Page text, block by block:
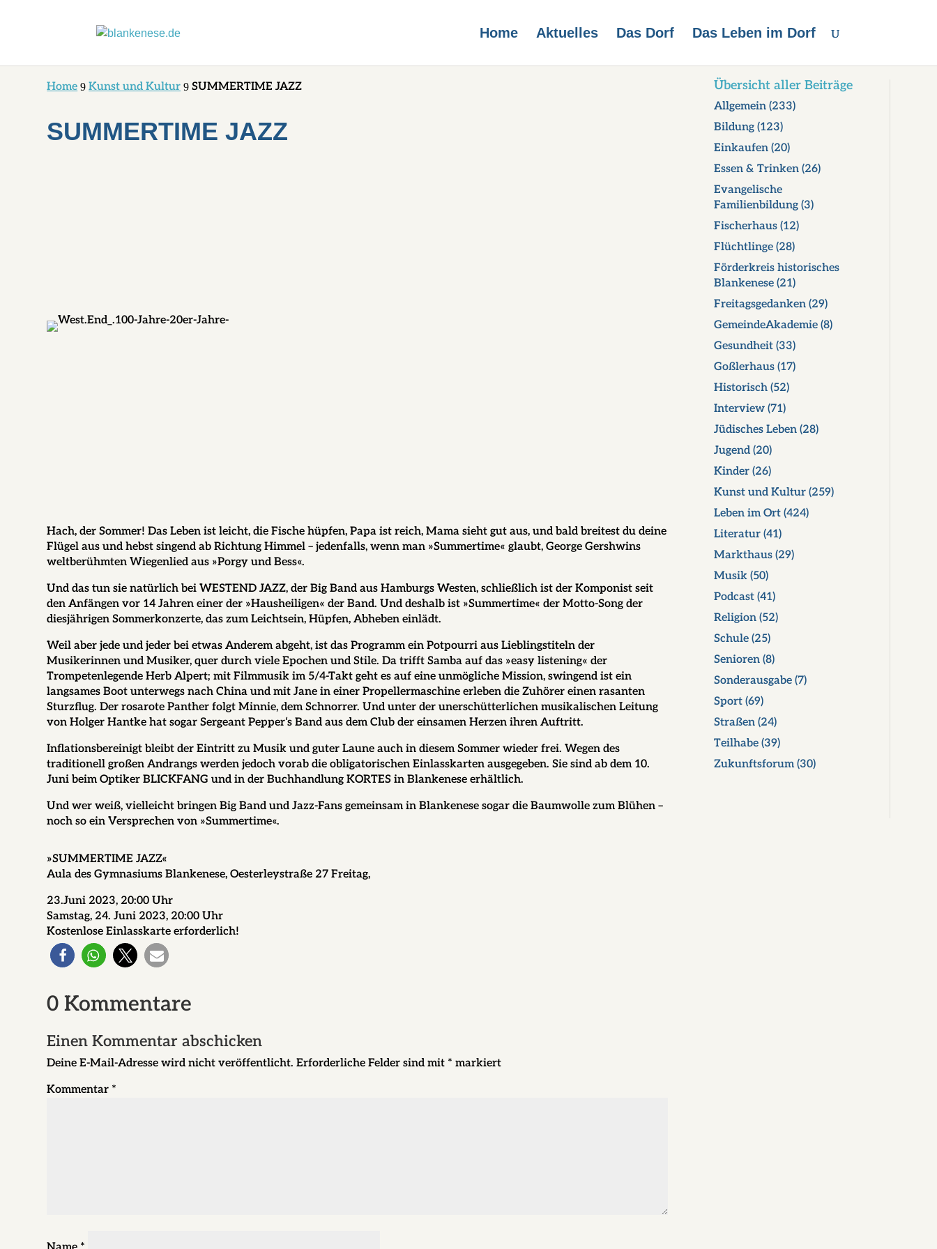
Home Aktuelles Das Dorf Das Leben im Dorf
Home 9 Kunst und Kultur 9 SUMMERTIME JAZZ
SUMMERTIME JAZZ
Hach, der Sommer! Das Leben ist leicht, die Fische hüpfen, Papa ist reich, Mama sieht gut aus, und bald breitest du deine
Flügel aus und hebst singend ab Richtung Himmel – jedenfalls, wenn man »Summertime« glaubt, George Gershwins
weltberühmten Wiegenlied aus »Porgy und Bess«.
Und das tun sie natürlich bei WESTEND JAZZ, der Big Band aus Hamburgs Westen, schließlich ist der Komponist seit
den Anfängen vor 14 Jahren einer der »Hausheiligen« der Band. Und deshalb ist »Summertime« der Motto-Song der
diesjährigen Sommerkonzerte, das zum Leichtsein, Hüpfen, Abheben einlädt.
Weil aber jede und jeder bei etwas Anderem abgeht, ist das Programm ein Potpourri aus Lieblingstiteln der
Musikerinnen und Musiker, quer durch viele Epochen und Stile. Da trifft Samba auf das »easy listening« der
Trompetenlegende Herb Alpert; mit Filmmusik im 5/4-Takt geht es auf eine unmögliche Mission, swingend ist ein
langsames Boot unterwegs nach China und mit Jane in einer Propellermaschine erleben die Zuhörer einen rasanten
Sturzflug. Der rosarote Panther folgt Minnie, dem Schnorrer. Und unter der unerschütterlichen musikalischen Leitung
von Holger Hantke hat sogar Sergeant Pepper‘s Band aus dem Club der einsamen Herzen ihren Auftritt.
Inflationsbereinigt bleibt der Eintritt zu Musik und guter Laune auch in diesem Sommer wieder frei. Wegen des
traditionell großen Andrangs werden jedoch vorab die obligatorischen Einlasskarten ausgegeben. Sie sind ab dem 10.
Juni beim Optiker BLICKFANG und in der Buchhandlung KORTES in Blankenese erhältlich.
Und wer weiß, vielleicht bringen Big Band und Jazz-Fans gemeinsam in Blankenese sogar die Baumwolle zum Blühen –
noch so ein Versprechen von »Summertime«.
»SUMMERTIME JAZZ«
Aula des Gymnasiums Blankenese, Oesterleystraße 27 Freitag,
23.Juni 2023, 20:00 Uhr
Samstag, 24. Juni 2023, 20:00 Uhr
Kostenlose Einlasskarte erforderlich!
0 Kommentare
Einen Kommentar abschicken
Deine E-Mail-Adresse wird nicht veröffentlicht. Erforderliche Felder sind mit * markiert
Kommentar *
Übersicht aller Beiträge
Allgemein (233)
Bildung (123)
Einkaufen (20)
Essen & Trinken (26)
Evangelische
Familienbildung (3)
Fischerhaus (12)
Flüchtlinge (28)
Förderkreis historisches
Blankenese (21)
Freitagsgedanken (29)
GemeindeAkademie (8)
Gesundheit (33)
Goßlerhaus (17)
Historisch (52)
Interview (71)
Jüdisches Leben (28)
Jugend (20)
Kinder (26)
Kunst und Kultur (259)
Leben im Ort (424)
Literatur (41)
Markthaus (29)
Musik (50)
Podcast (41)
Religion (52)
Schule (25)
Senioren (8)
Sonderausgabe (7)
Sport (69)
Straßen (24)
Teilhabe (39)
Zukunftsforum(30)